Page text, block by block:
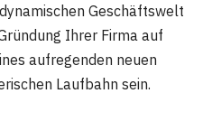
Geschäftswelt
Ihrer Firma auf
aufregenden neuen
Laufbahn sein.